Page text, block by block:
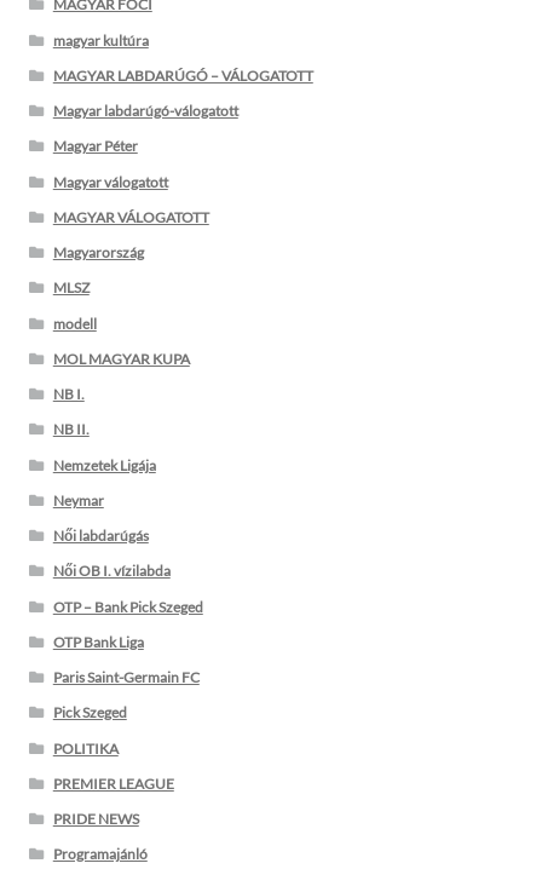
MAGYAR FOCI
magyar kultúra
MAGYAR LABDARÚGÓ – VÁLOGATOTT
Magyar labdarúgó-válogatott
Magyar Péter
Magyar válogatott
MAGYAR VÁLOGATOTT
Magyarország
MLSZ
modell
MOL MAGYAR KUPA
NB I.
NB II.
Nemzetek Ligája
Neymar
Női labdarúgás
Női OB I. vízilabda
OTP – Bank Pick Szeged
OTP Bank Liga
Paris Saint-Germain FC
Pick Szeged
POLITIKA
PREMIER LEAGUE
PRIDE NEWS
Programajánló